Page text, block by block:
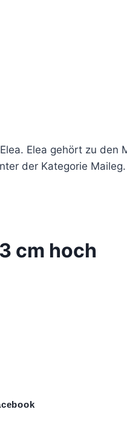
Elea gehört zu den
der Kategorie Maileg.
cm hoch